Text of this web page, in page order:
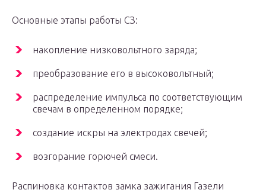
Основные этапы работы СЗ:
накопление низковольтного заряда;
преобразование его в высоковольтный;
распределение импульса по соответствующим
свечам в определенном порядке;
создание искры на электродах свечей;
возгорание горючей смеси.
Распиновка контактов замка зажигания Газели